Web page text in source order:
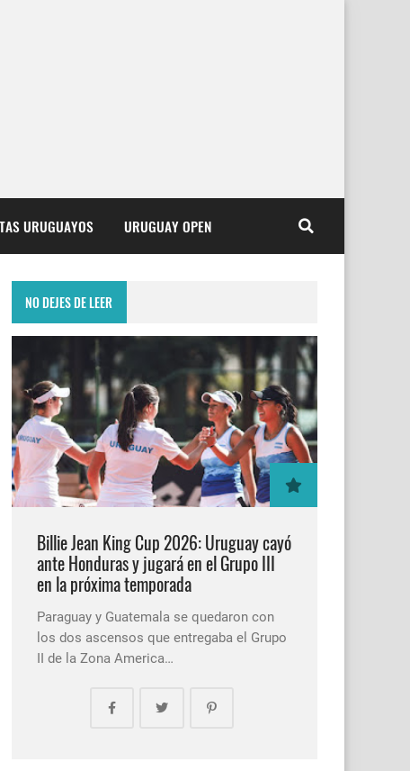
URUGUAYOS URUGUAY OPEN
NO DEJES DE LEER
Billie Jean King Cup 2026: Uruguay cayó
ante Honduras y jugará en el Grupo III
en la próxima temporada
Paraguay y Guatemala se quedaron con
los dos ascensos que entregaba el Grupo
II de la Zona America…